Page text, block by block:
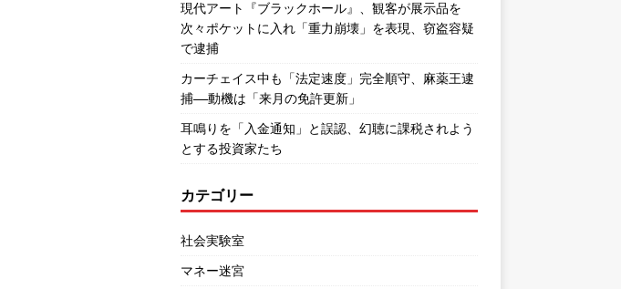
現代アート『ブラックホール』、観客が展示品を
次々ポケットに入れ「重力崩壊」を表現、窃盗容疑
で逮捕
カーチェイス中も「法定速度」完全順守、麻薬王逮
捕――動機は「来月の免許更新」
耳鳴りを「入金通知」と誤認、幻聴に課税されよう
とする投資家たち
カテゴリー
社会実験室
マネー迷宮